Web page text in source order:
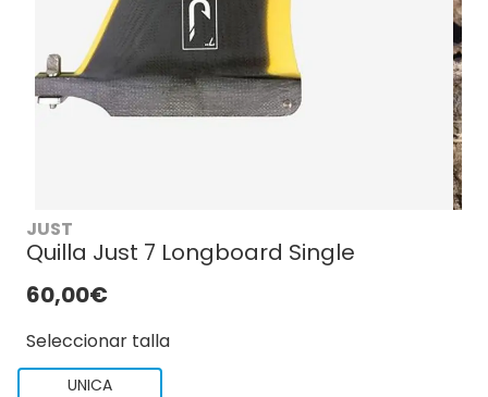
JUST
Quilla Just 7 Longboard Single
60,00€
Seleccionar talla
UNICA